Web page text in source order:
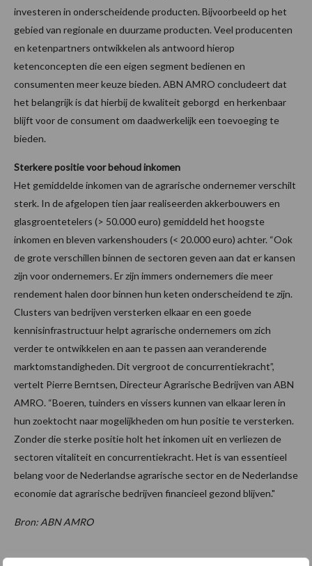
investeren in onderscheidende producten. Bijvoorbeeld op het
gebied van regionale en duurzame producten. Veel producenten
en ketenpartners ontwikkelen als antwoord hierop
ketenconcepten die een eigen segment bedienen en
consumenten meer keuze bieden. ABN AMRO concludeert dat
het belangrijk is dat hierbij de kwaliteit geborgd en herkenbaar
blijft voor de consument om daadwerkelijk een toevoeging te
bieden.
Sterkere positie voor behoud inkomen
Het gemiddelde inkomen van de agrarische ondernemer verschilt
sterk. In de afgelopen tien jaar realiseerden akkerbouwers en
glasgroentetelers (> 50.000 euro) gemiddeld het hoogste
inkomen en bleven varkenshouders (< 20.000 euro) achter. “Ook
de grote verschillen binnen de sectoren geven aan dat er kansen
zijn voor ondernemers. Er zijn immers ondernemers die meer
rendement halen door binnen hun keten onderscheidend te zijn.
Clusters van bedrijven versterken elkaar en een goede
kennisinfrastructuur helpt agrarische ondernemers om zich
verder te ontwikkelen en aan te passen aan veranderende
marktomstandigheden. Dit vergroot de concurrentiekracht”,
vertelt Pierre Berntsen, Directeur Agrarische Bedrijven van ABN
AMRO. “Boeren, tuinders en vissers kunnen van elkaar leren in
hun zoektocht naar mogelijkheden om hun positie te versterken.
Zonder die sterke positie holt het inkomen uit en verliezen de
sectoren vitaliteit en concurrentiekracht. Het is van essentieel
belang voor de Nederlandse agrarische sector en de Nederlandse
economie dat agrarische bedrijven financieel gezond blijven."
Bron: ABN AMRO